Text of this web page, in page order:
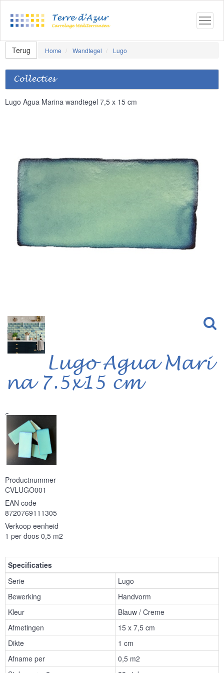
Terug Home Wandtegel Lugo
Collecties
Lugo Agua Marina wandtegel 7,5 x 15 cm
Lugo Agua Mari
na 7.5x15 cm
Serie
Productnummer
CVLUGO001
EAN code
8720769111305
Verkoop eenheid
1 per doos 0,5 m2
Specificaties
Serie
Lugo
Bewerking
Handvorm
Kleur
Blauw / Creme
Afmetingen
15 x 7,5 cm
Dikte
1 cm
Afname per
0,5 m2